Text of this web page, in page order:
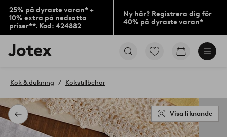
25% på dyraste varan* +
10% extra på nedsatta
priser**. Kod: 424882
Ny här? Registrera dig för
40% på dyraste varan*
Jotex
logotyp
till
Gå
Gå
Tillbaka
Kök & dukning Kökstillbehör
Visa liknande